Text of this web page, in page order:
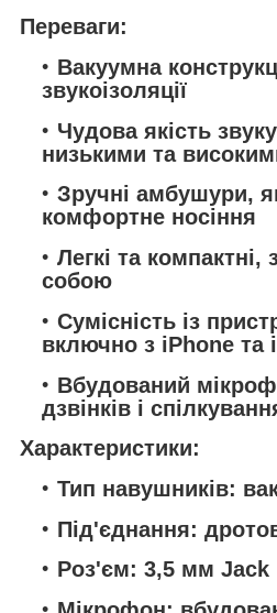
Переваги:
Вакуумна
звукоізоляції
Чудова якість
низькими та
Зручні амбушури,
комфортне носіння
Легкі та компактні,
собою
Сумісність із
включно з iPhone та
Вбудований
дзвінків і
Характеристики:
Тип навушників:
Під'єднання:
Роз'єм: 3,5 мм Jack